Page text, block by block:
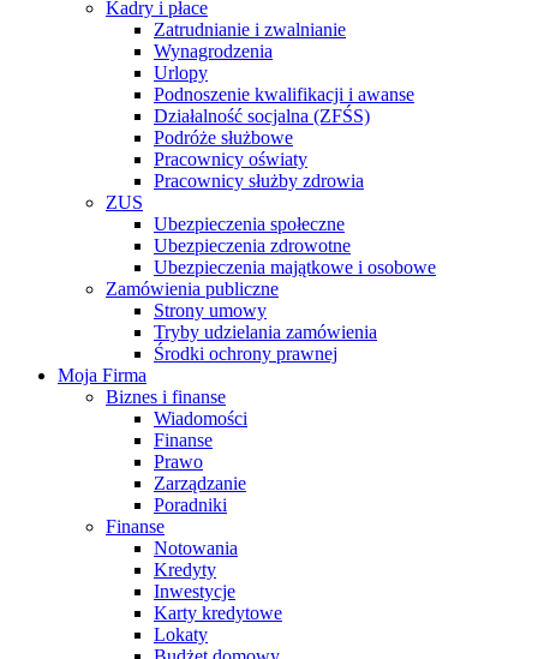
Kadry i płace
Zatrudnianie i zwalnianie
Wynagrodzenia
Urlopy
Podnoszenie kwalifikacji i awanse
Działalność socjalna (ZFŚS)
Podróże służbowe
Pracownicy oświaty
Pracownicy służby zdrowia
ZUS
Ubezpieczenia społeczne
Ubezpieczenia zdrowotne
Ubezpieczenia majątkowe i osobowe
Zamówienia publiczne
Strony umowy
Tryby udzielania zamówienia
Środki ochrony prawnej
Moja Firma
Biznes i finanse
Wiadomości
Finanse
Prawo
Zarządzanie
Poradniki
Finanse
Notowania
Kredyty
Inwestycje
Karty kredytowe
Lokaty